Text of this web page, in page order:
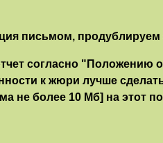
письмом, продублируем
согласно "Положению
к жюри лучше
не более 10 Мб] на этот